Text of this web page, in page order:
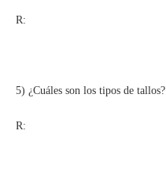
R:
5) ¿Cuáles son los tipos de tallos?
R: